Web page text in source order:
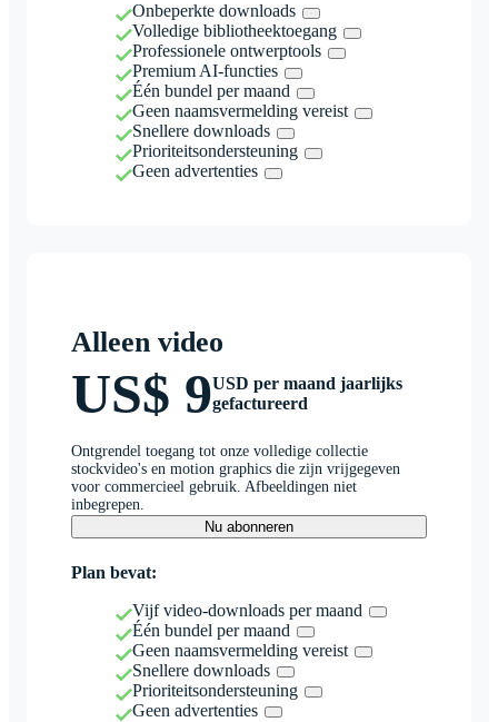
Onbeperkte downloads
Volledige bibliotheektoegang
Professionele ontwerptools
Premium AI-functies
Één bundel per maand
Geen naamsvermelding vereist
Snellere downloads
Prioriteitsondersteuning
Geen advertenties
Alleen video
US$ 9USD per maand jaarlijks
gefactureerd
Ontgrendel toegang tot onze volledige collectie
stockvideo's en motion graphics die zijn vrijgegeven
voor commercieel gebruik. Afbeeldingen niet
inbegrepen.
Nu abonneren
Plan bevat:
Vijf video-downloads per maand
Één bundel per maand
Geen naamsvermelding vereist
Snellere downloads
Prioriteitsondersteuning
Geen advertenties